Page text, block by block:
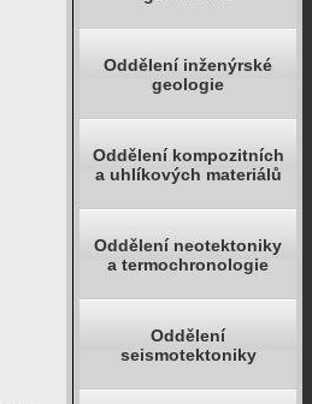
Oddělení inženýrské
geologie
Oddělení kompozitních
a uhlíkových materiálů
Oddělení neotektoniky
a termochronologie
Oddělení
seismotektoniky